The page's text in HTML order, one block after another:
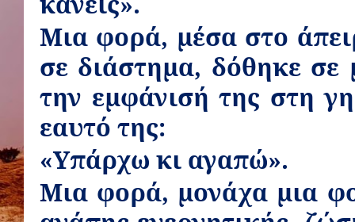
Μια φορά, μέσα στο
σε διάστημα, δόθηκε σε
την εμφάνισή της στη
εαυτό της:
«Υπάρχω κι αγαπώ».
Μια φορά, μονάχα μια